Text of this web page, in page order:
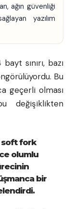
ağın güvenliği
yazılım
sınırı, bazı
Bu
geçerli olması
değişiklikten
soft fork
olumlu
bir